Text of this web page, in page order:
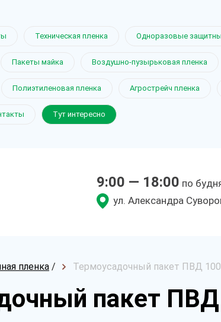
Техническая пленка Одноразовые
Пакеты майка Воздушно-пузырьковая пленка
Полиэтиленовая пленка Агрострейч пленка
Тут интересно
9:00 — 18:00 по
ул. Александра
пленка / Термоусадочный пакет ПВД
пакет